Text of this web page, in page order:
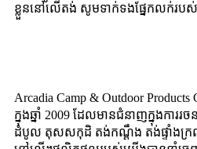
ខ្លួននៅលើតង់ សូមទាក់ទងផ្នែកលក់រប
Arcadia Camp & Outdoor Products
ក្នុងឆ្នាំ 2009 ដែលមានជំនាញក្នុងការ
ដំបូល តុសសកុដិ តង់កណ្ដឹង តង់ផ្ទាំងក្រ